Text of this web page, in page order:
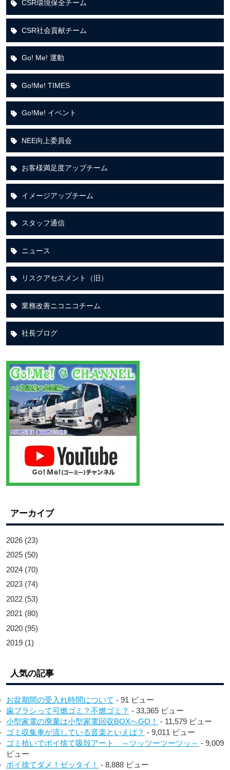
CSR環境保全チーム
CSR社会貢献チーム
Go! Me! 運動
Go!Me! TIMES
Go!Me! イベント
NEE向上委員会
お客様満足度アップチーム
イメージアップチーム
スタッフ通信
ニュース
リスクアセスメント（旧）
業務改善ニコニコチーム
社長ブログ
アーカイブ
2026 (23)
2025 (50)
2024 (70)
2023 (74)
2022 (53)
2021 (80)
2020 (95)
2019 (1)
人気の記事
お盆期間の受入れ時間について - 91 ビュー
歯ブラシって可燃ゴミ？不燃ゴミ？ - 33,365 ビュー
小型家電の廃棄は小型家電回収BOXへGO！ - 11,579 ビュー
ゴミ収集車が流している音楽といえば？ - 9,011 ビュー
ゴミ拾いでポイ捨て吸殻アート ～ツッツーツーツッ～ - 9,009
ビュー
ポイ捨てダメ！ゼッタイ！ - 8,888 ビュー